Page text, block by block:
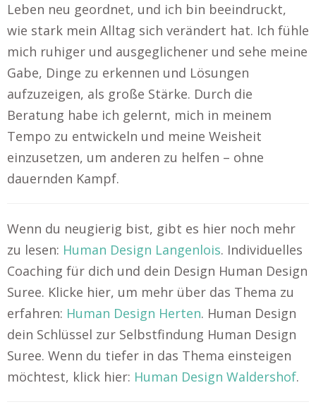
Leben neu geordnet, und ich bin beeindruckt,
wie stark mein Alltag sich verändert hat. Ich fühle
mich ruhiger und ausgeglichener und sehe meine
Gabe, Dinge zu erkennen und Lösungen
aufzuzeigen, als große Stärke. Durch die
Beratung habe ich gelernt, mich in meinem
Tempo zu entwickeln und meine Weisheit
einzusetzen, um anderen zu helfen – ohne
dauernden Kampf.
Wenn du neugierig bist, gibt es hier noch mehr
zu lesen: Human Design Langenlois. Individuelles
Coaching für dich und dein Design Human Design
Suree. Klicke hier, um mehr über das Thema zu
erfahren: Human Design Herten. Human Design
dein Schlüssel zur Selbstfindung Human Design
Suree. Wenn du tiefer in das Thema einsteigen
möchtest, klick hier: Human Design Waldershof.